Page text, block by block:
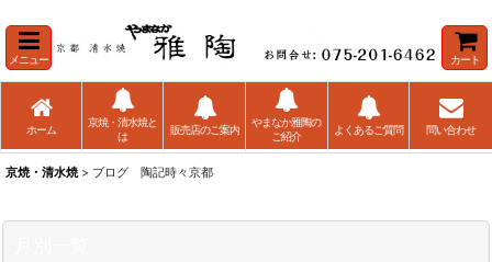
京焼・清水焼> ブログ 陶記時々京都
メニュー カート
ホーム
京焼・清水焼と
は
販売店のご案内
やまなか雅陶の
ご紹介
よくあるご質問 問い合わせ